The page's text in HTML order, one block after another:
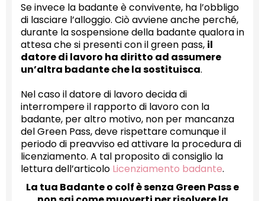
Se invece la badante è convivente, ha l’obbligo
di lasciare l’alloggio. Ciò avviene anche perché,
durante la sospensione della badante qualora in
attesa che si presenti con il green pass, il
datore di lavoro ha diritto ad assumere
un’altra badante che la sostituisca.
Nel caso il datore di lavoro decida di
interrompere il rapporto di lavoro con la
badante, per altro motivo, non per mancanza
del Green Pass, deve rispettare comunque il
periodo di preavviso ed attivare la procedura di
licenziamento. A tal proposito di consiglio la
lettura dell’articolo Licenziamento badante.
La tua Badante o colf è senza Green Pass e